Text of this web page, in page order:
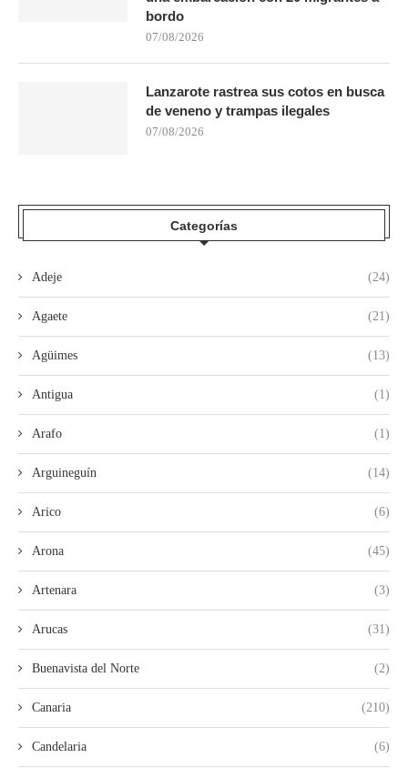
bordo
07/08/2026
Lanzarote rastrea sus cotos en busca
de veneno y trampas ilegales
07/08/2026
Categorías
Adeje (24)
Agaete (21)
Agüimes (13)
Antigua (1)
Arafo (1)
Arguineguín (14)
Arico (6)
Arona (45)
Artenara (3)
Arucas (31)
Buenavista del Norte (2)
Canaria (210)
Candelaria (6)